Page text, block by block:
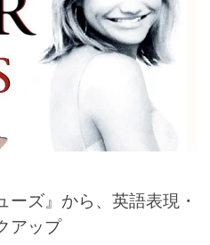
ズ』から、英語表現・
アップ